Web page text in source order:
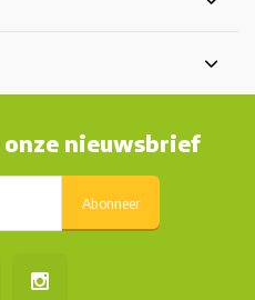
onze nieuwsbrief
Abonneer